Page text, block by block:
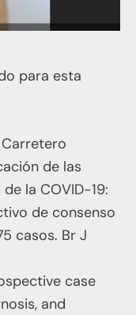
para esta
Carretero
de las
la COVID-19:
de consenso
casos. Br J
case
and